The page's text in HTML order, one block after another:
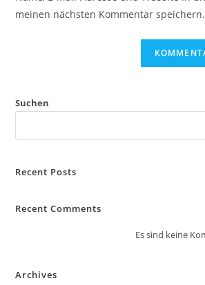
ein
meinen nächsten Kommentar speichern.
Suchen
Recent Posts
Recent Comments
Es sind keine
Archives